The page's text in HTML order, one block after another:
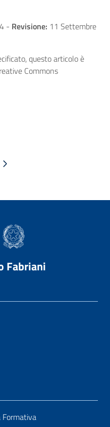
- Revisione: 11 Settembre
questo articolo è
Commons
Fabriani
Formativa